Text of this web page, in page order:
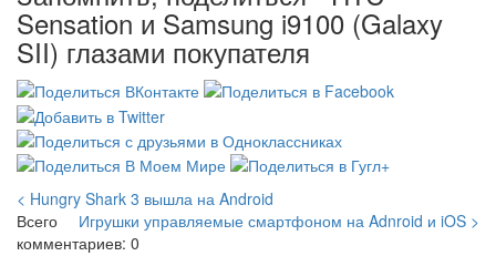
Sensation и Samsung i9100 (Galaxy
SII) глазами покупателя
< Hungry Shark 3 вышла на Android
Игрушки управляемые смартфоном на Adnroid и iOS >
Всего
комментариев: 0